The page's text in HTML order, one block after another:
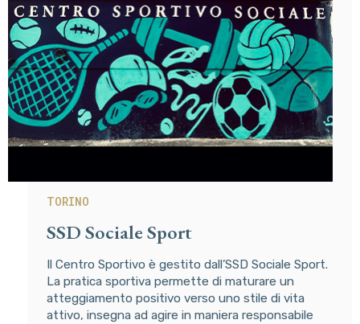
TORINO
SSD Sociale Sport
Il Centro Sportivo è gestito dall’SSD Sociale Sport.
La pratica sportiva permette di maturare un
atteggiamento positivo verso uno stile di vita
attivo, insegna ad agire in maniera responsabile